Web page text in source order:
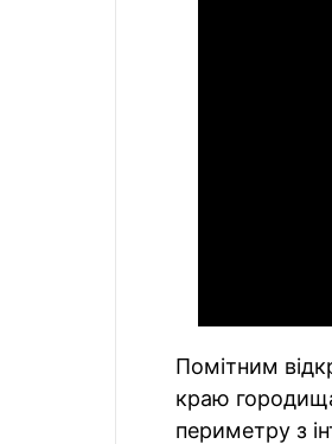
Помітним
краю
периметру з